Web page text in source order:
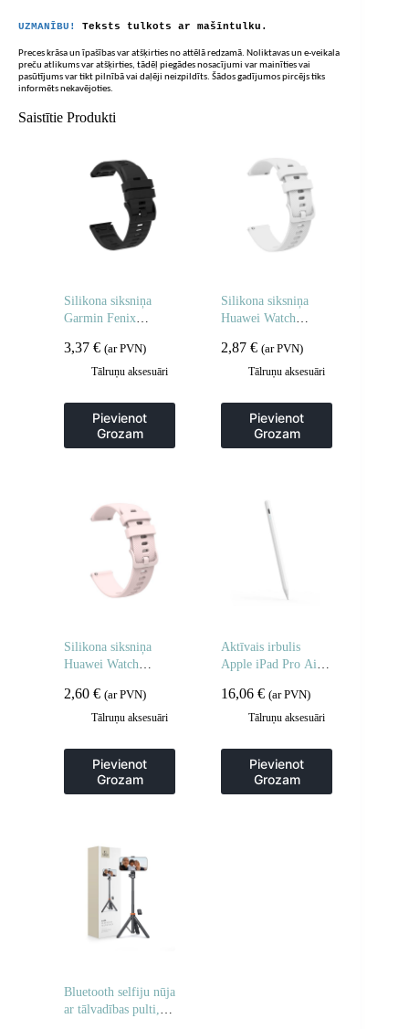
UZMANĪBU! Teksts tulkots ar mašīntulku.
Preces krāsa un īpašības var atšķirties no attēlā redzamā. Noliktavas un e-veikala
preču atlikums var atšķirties, tādēļ piegādes nosacījumi var mainīties vai
pasūtījums var tikt pilnībā vai daļēji neizpildīts. Šādos gadījumos pircējs tiks
informēts nekavējoties.
Saistītie Produkti
Silikona siksniņa
Garmin Fenix
viedpulkstenim –
melna
3,37 € (ar PVN)
Tālruņu aksesuāri
Pievienot
Grozam
Silikona siksniņa
Huawei Watch
viedpulkstenim –
2,87€ (ar PVN)
Tālruņu aksesuāri
Pievienot
Grozam
Silikona siksniņa
Huawei Watch
viedpulkstenim –
2,60 € (ar PVN)
Tālruņu aksesuāri
Pievienot
Grozam
Aktīvais irbulis
Apple iPad Pro Air
C – balts
16,06€ (ar PVN)
Tālruņu aksesuāri
Pievienot
Grozam
Bluetooth selfiju nūja
ar tālvadības pulti,